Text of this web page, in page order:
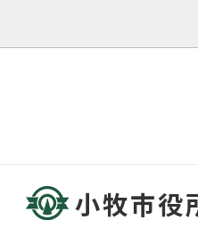
小牧市役